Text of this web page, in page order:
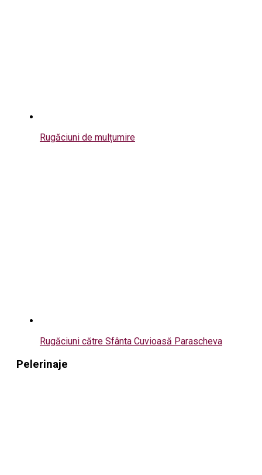
Rugăciuni de mulțumire
Rugăciuni către Sfânta Cuvioasă Parascheva
Pelerinaje